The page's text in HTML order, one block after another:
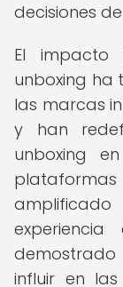
decisiones
El
unboxing ha
las marcas
y han
unboxing
influir en